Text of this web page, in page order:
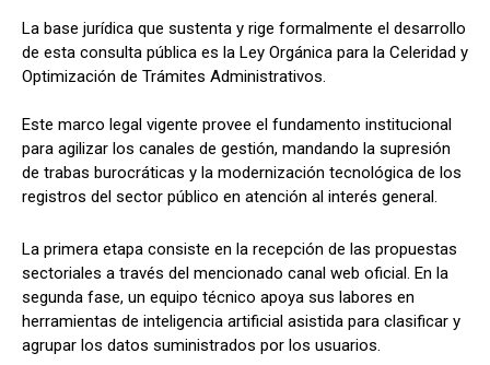
La base jurídica que sustenta y rige formalmente el desarrollo
de esta consulta pública es la Ley Orgánica para la Celeridad y
Optimización de Trámites Administrativos.
Este marco legal vigente provee el fundamento institucional
para agilizar los canales de gestión, mandando la supresión
de trabas burocráticas y la modernización tecnológica de los
registros del sector público en atención al interés general.
La primera etapa consiste en la recepción de las propuestas
sectoriales a través del mencionado canal web oficial. En la
segunda fase, un equipo técnico apoya sus labores en
herramientas de inteligencia artificial asistida para clasificar y
agrupar los datos suministrados por los usuarios.